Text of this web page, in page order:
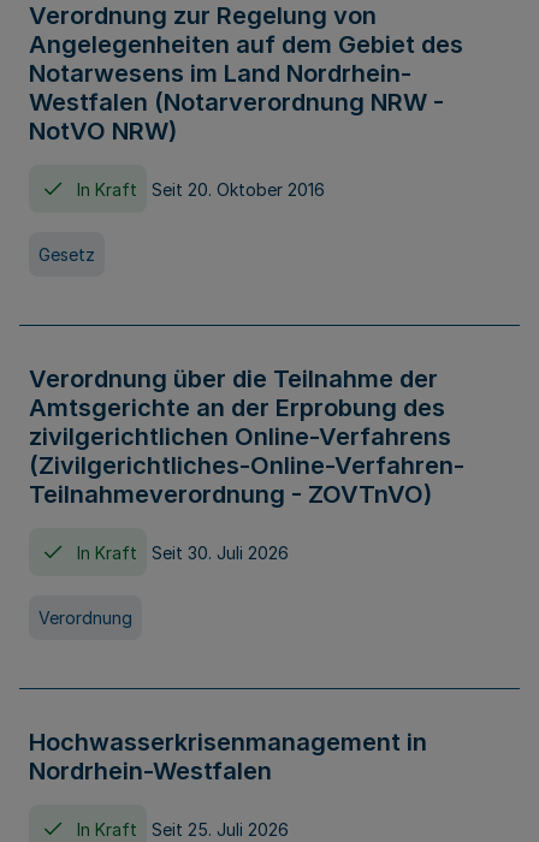
Verordnung zur Regelung von
Angelegenheiten auf dem Gebiet des
Notarwesens im Land Nordrhein-
Westfalen (Notarverordnung NRW -
NotVO NRW)
In Kraft Seit 20. Oktober 2016
Gesetz
Verordnung über die Teilnahme der
Amtsgerichte an der Erprobung des
zivilgerichtlichen Online-Verfahrens
(Zivilgerichtliches-Online-Verfahren-
Teilnahmeverordnung - ZOVTnVO)
In Kraft Seit 30. Juli 2026
Verordnung
Hochwasserkrisenmanagement in
Nordrhein-Westfalen
In Kraft Seit 25. Juli 2026